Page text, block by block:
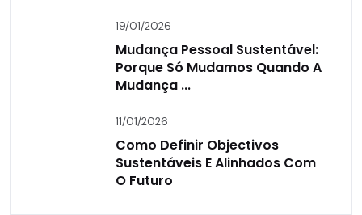
19/01/2026
Mudança Pessoal Sustentável:
Porque Só Mudamos Quando A
Mudança ...
11/01/2026
Como Definir Objectivos
Sustentáveis E Alinhados Com
O Futuro